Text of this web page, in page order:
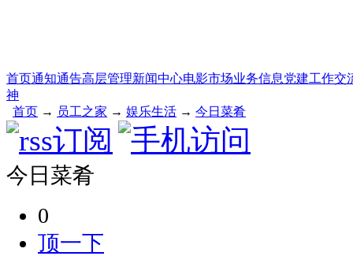
首页通知通告高层管理新闻中心电影市场业务信息党建工作交
神
首页 → 员工之家 → 娱乐生活 → 今日菜肴
今日菜肴
0
顶一下